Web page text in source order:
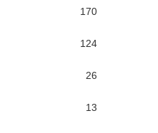
170
124
26
13